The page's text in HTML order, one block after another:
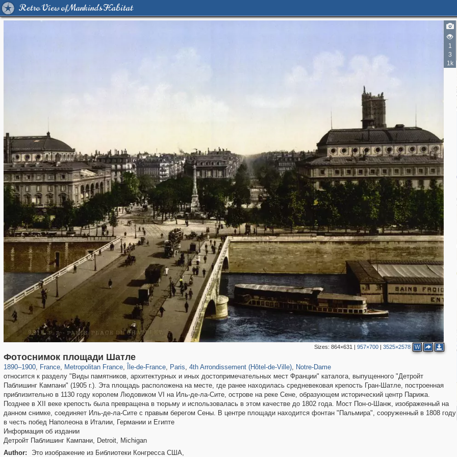
Retro View of Mankind's Habitat
1
3
1k
Sizes: 864×631 | 957×700| 3525×2578 W
Фотоснимок площади Шатле
1890–1900, France
55,250 1,319
, Metropolitan France
55,112 1,319
, Île-de-France
32,632
, Paris, 4th Arrondissement (Hôtel-de-Ville), Notre-Dame
относится к разделу "Виды памятников, архитектурных и иных достопримечательных мест Франции" каталога, выпущенного "Детройт
Паблишинг Кампани" (1905 г.). Эта площадь расположена на месте, где ранее находилась средневековая крепость Гран-Шатле, построенная
приблизительно в 1130 году королем Людовиком VI на Иль-де-ла-Сите, острове на реке Сене, образующем исторический центр Парижа.
Позднее в XII веке крепость была превращена в тюрьму и использовалась в этом качестве до 1802 года. Мост Пон-о-Шанж, изображенный на
данном снимке, соединяет Иль-де-ла-Сите с правым берегом Сены. В центре площади находится фонтан "Пальмира", сооруженный в 1808 году
в честь побед Наполеона в Италии, Германии и Египте
Информация об издании
Детройт Паблишинг Кампани, Detroit, Michigan
Author:
Это изображение из Библиотеки Конгресса США,
7